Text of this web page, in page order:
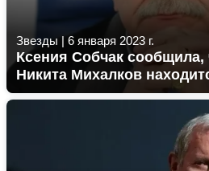
Звезды | 6 января 2023 г.
Ксения Собчак сообщила,
Никита Михалков